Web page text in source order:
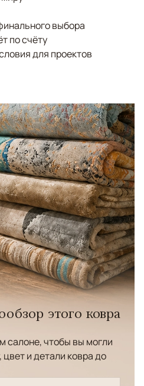
выбора
по счёту
для проектов
этого ковра
салоне, чтобы вы могли
и детали ковра до